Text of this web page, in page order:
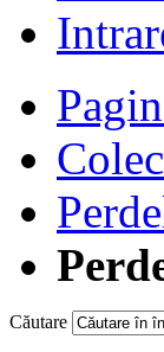
Căutare